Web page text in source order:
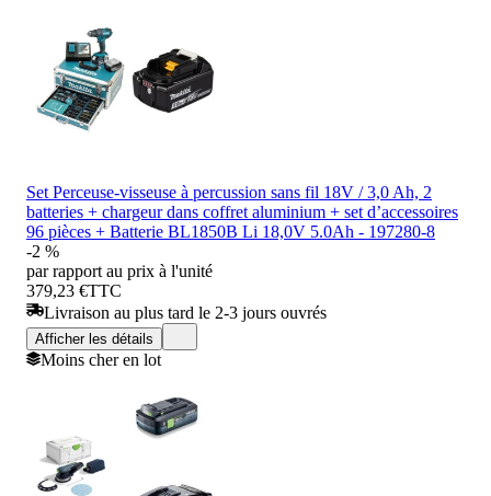
Set Perceuse-visseuse à percussion sans fil 18V / 3,0 Ah, 2
batteries + chargeur dans coffret aluminium + set d’accessoires
96 pièces + Batterie BL1850B Li 18,0V 5.0Ah - 197280-8
-2 %
par rapport au prix à l'unité
379,23 €TTC
Livraison au plus tard le 2-3 jours ouvrés
Afficher les détails
Moins cher en lot